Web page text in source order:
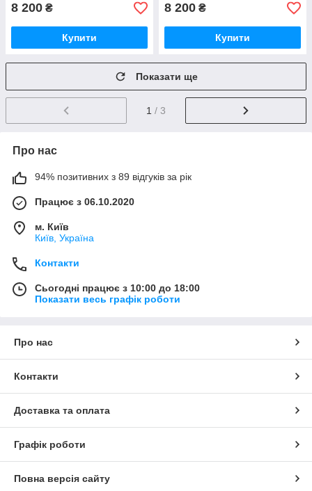
8 200 ₴
Купити
8 200 ₴
Купити
Показати ще
1 / 3
Про нас
94% позитивних з 89 відгуків за рік
Працює з 06.10.2020
м. Київ
Київ, Україна
Контакти
Сьогодні працює з 10:00 до 18:00
Показати весь графік роботи
Про нас
Контакти
Доставка та оплата
Графік роботи
Повна версія сайту